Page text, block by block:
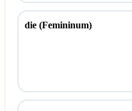
die (Femininum)